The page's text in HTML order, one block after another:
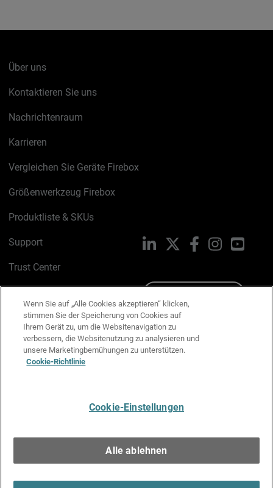
Über uns
Kontaktieren Sie uns
Nachrichtenraum
Karrieren
Vergleichen Sie Geräte Firebox
Größenwerkzeug Firebox
Produktliste & SKUs
Support
Trust Center
Cookie-Richtlinie
Datenschutzrichtlinie
Media & Brand Kit
LinkedIn FacebookInstagram
Wenn Sie auf „Alle Cookies akzeptieren“ klicken,
stimmen Sie der Speicherung von Cookies auf
Ihrem Gerät zu, um die Websitenavigation zu
verbessern, die Websitenutzung zu analysieren und
unsere Marketingbemühungen zu unterstützen.
Cookie-Richtlinie
Cookie-Einstellungen
Alle ablehnen